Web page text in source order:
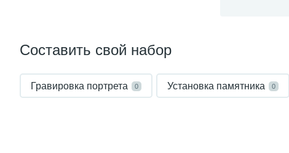
Составить свой набор
Гравировка портрета 0 Установка памятника 0